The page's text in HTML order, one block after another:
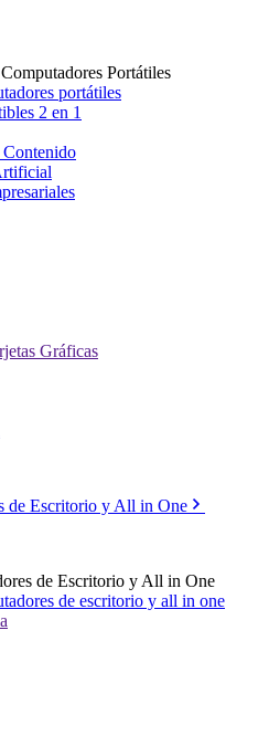
Computadores Portátiles
portátiles
2 en 1
Contenido
Gráficas
de Escritorio y All in One
de Escritorio y All in One
de escritorio y all in one